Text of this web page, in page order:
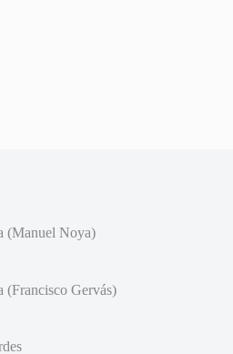
(Manuel Noya)
(Francisco Gervás)